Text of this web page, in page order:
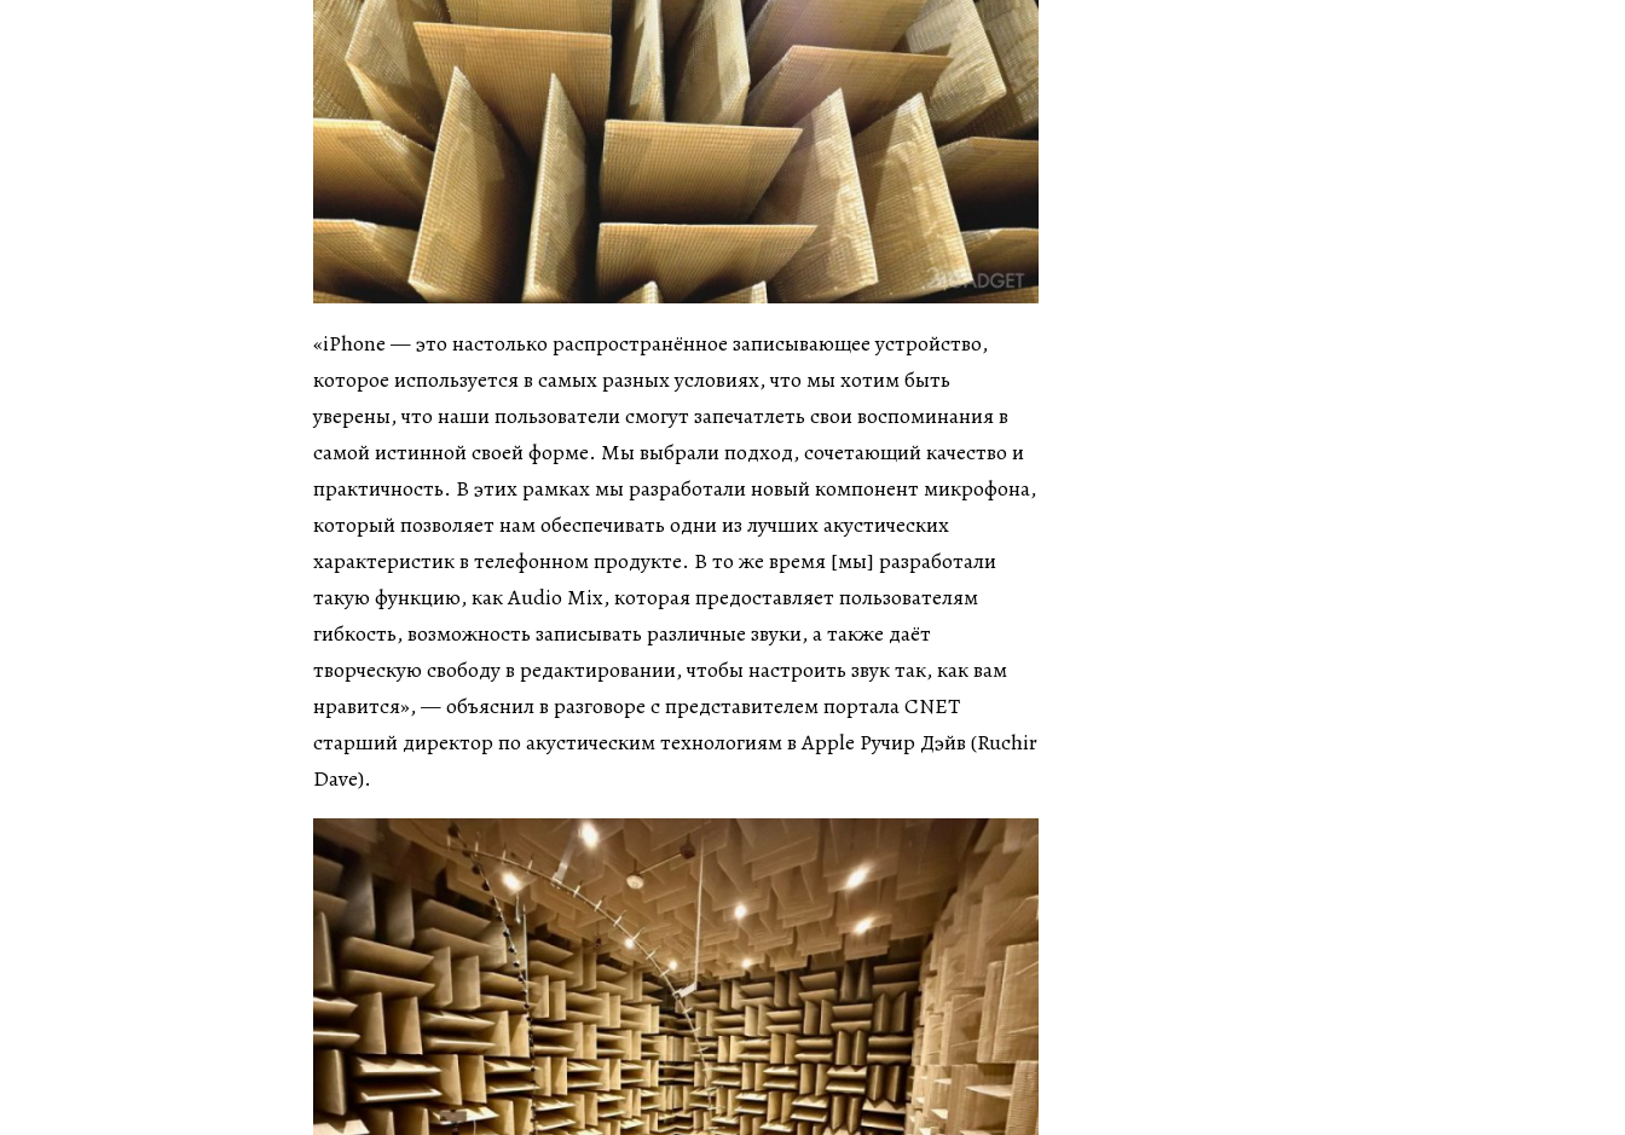
«iPhone — это настолько распространённое записывающее устройство,
которое используется в самых разных условиях, что мы хотим быть
уверены, что наши пользователи смогут запечатлеть свои воспоминания в
самой истинной своей форме. Мы выбрали подход, сочетающий качество и
практичность. В этих рамках мы разработали новый компонент микрофона,
который позволяет нам обеспечивать одни из лучших акустических
характеристик в телефонном продукте. В то же время [мы] разработали
такую функцию, как Audio Mix, которая предоставляет пользователям
гибкость, возможность записывать различные звуки, а также даёт
творческую свободу в редактировании, чтобы настроить звук так, как вам
нравится», — объяснил в разговоре с представителем портала CNET
старший директор по акустическим технологиям в Apple Ручир Дэйв (Ruchir
Dave).